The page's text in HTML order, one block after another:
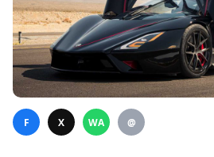
F X WA @